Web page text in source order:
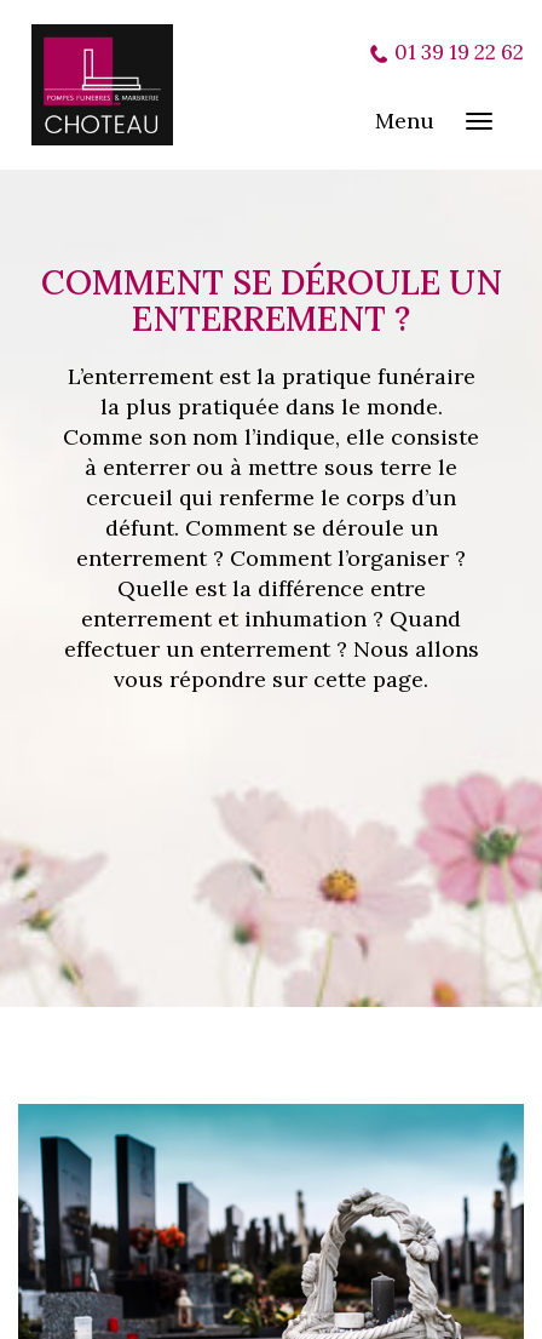
01 39 19 22 62
Menu
COMMENT SE DÉROULE UN
ENTERREMENT ?
L’enterrement est la pratique funéraire
la plus pratiquée dans le monde.
Comme son nom l’indique, elle consiste
à enterrer ou à mettre sous terre le
cercueil qui renferme le corps d’un
défunt. Comment se déroule un
enterrement ? Comment l’organiser ?
Quelle est la différence entre
enterrement et inhumation ? Quand
effectuer un enterrement ? Nous allons
vous répondre sur cette page.